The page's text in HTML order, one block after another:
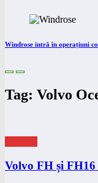
Windrose intră în operațiuni
Tag: Volvo
Volvo FH și